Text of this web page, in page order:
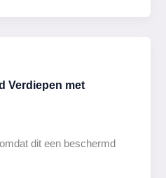
Verdiepen met
dit een beschermd